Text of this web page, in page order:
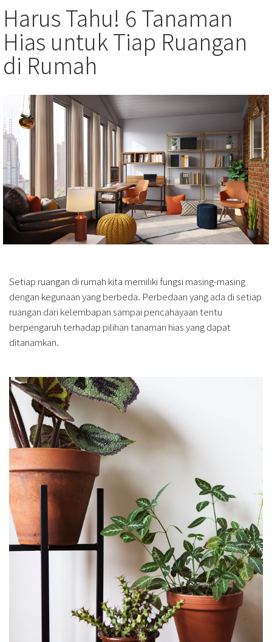
Harus Tahu! 6 Tanaman
Hias untuk Tiap Ruangan
di Rumah
Setiap ruangan di rumah kita memiliki fungsi masing-masing
dengan kegunaan yang berbeda. Perbedaan yang ada di setiap
ruangan dari kelembapan sampai pencahayaan tentu
berpengaruh terhadap pilihan tanaman hias yang dapat
ditanamkan.